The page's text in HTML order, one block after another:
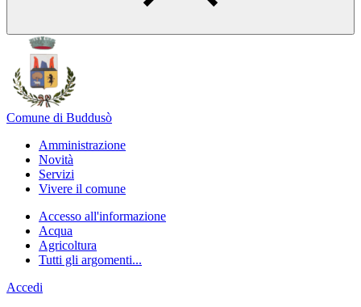
Comune di Buddusò
Amministrazione
Novità
Servizi
Vivere il comune
Accesso all'informazione
Acqua
Agricoltura
Tutti gli argomenti...
Accedi